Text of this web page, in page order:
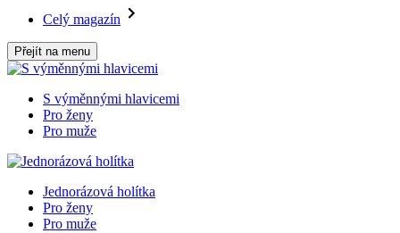
Celý magazín
Přejít na menu
S výměnnými hlavicemi
Pro ženy
Pro muže
Jednorázová holítka
Pro ženy
Pro muže